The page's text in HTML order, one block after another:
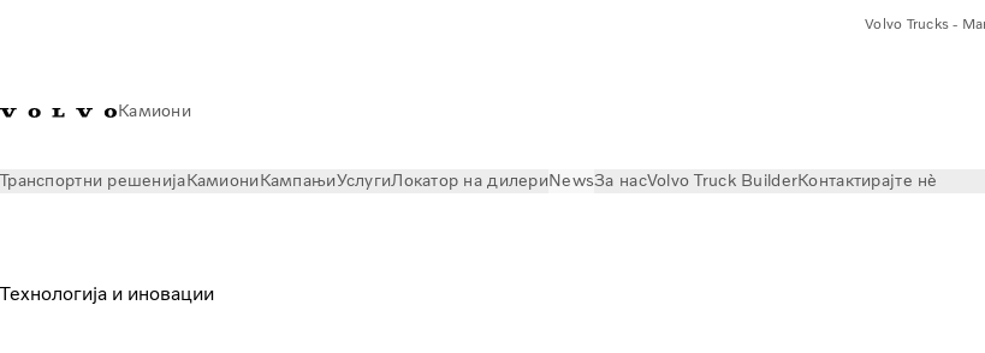
Камиони
Volvo Trucks -
Транспортни решенијаКамиониКампањиУслугиЛокатор на дилериNewsЗа насVolvo Truck BuilderКонтактирајте нѐ
Технологија и иновации